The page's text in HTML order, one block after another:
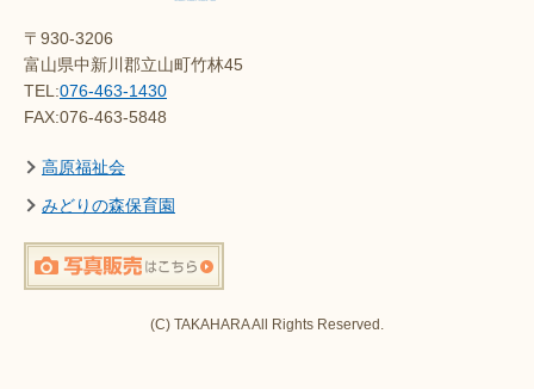
〒930-3206
富山県中新川郡立山町竹林45
TEL:076-463-1430
FAX:076-463-5848
高原福祉会
みどりの森保育園
(C) TAKAHARA All Rights Reserved.